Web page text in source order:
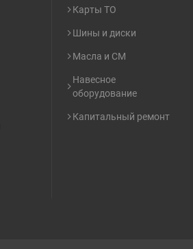
Карты ТО
Шины и диски
Масла и СМ
Навесное
оборудование
Капитальный ремонт